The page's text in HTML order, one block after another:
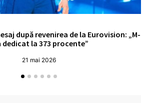
după revenirea de la Eurovision: „M-
dedicat la 373 procente”
21 mai 2026